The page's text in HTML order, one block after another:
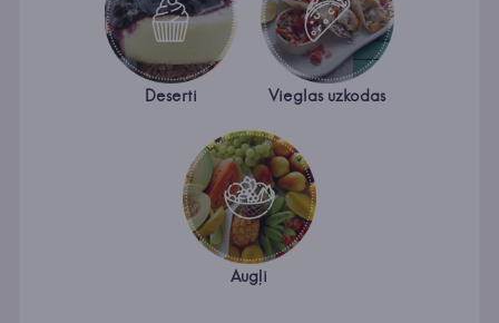
Deserti Vieglas uzkodas
Augļi